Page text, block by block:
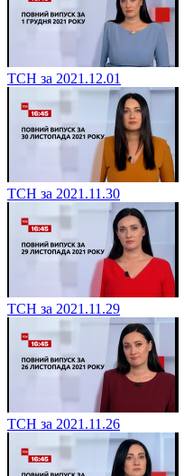
ТСН за 2021.12.01
ТСН за 2021.11.30
ТСН за 2021.11.29
ТСН за 2021.11.26